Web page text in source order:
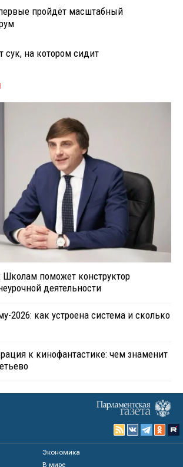
пройдёт масштабный
сук, на котором сидит
Школам поможет конструктор
деятельности
2026: как устроена система и сколько
к кинофантастике: чем знаменит
Экономика
В мире